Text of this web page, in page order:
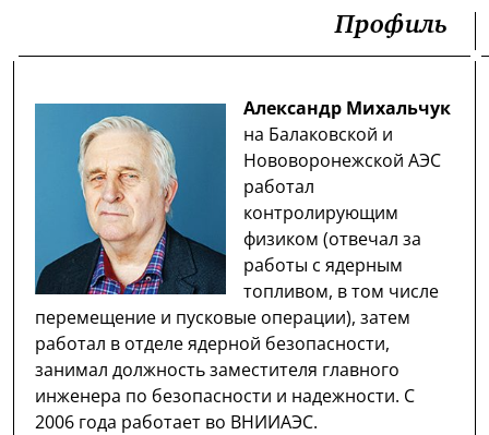
Александр Михальчук
на Балаковской и
Нововоронежской АЭС
работал
контролирующим
физиком (отвечал за
работы с ядерным
топливом, в том числе
перемещение и пусковые операции), затем
работал в отделе ядерной безопасности,
занимал должность заместителя главного
инженера по безопасности и надежности. С
2006 года работает во ВНИИАЭС.
Профиль